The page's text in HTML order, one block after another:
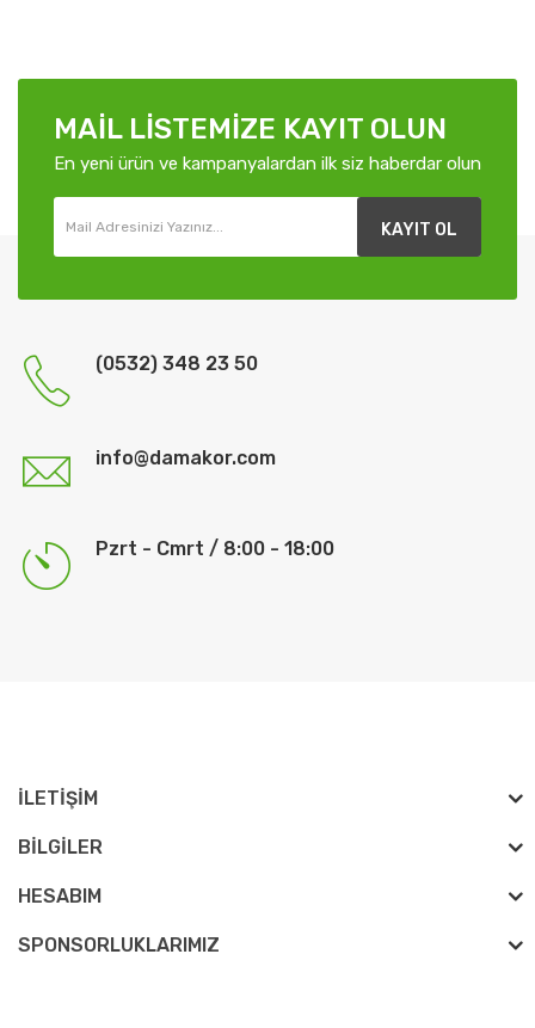
MAIL LISTEMIZE KAYIT OLUN
En yeni ürün ve kampanyalardan ilk siz haberdar olun
KAYIT OL
(0532) 348 23 50
info@damakor.com
Pzrt - Cmrt / 8:00 - 18:00
İLETIŞIM
BILGILER
HESABIM
SPONSORLUKLARIMIZ